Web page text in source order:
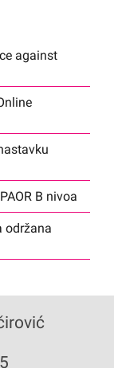
against
B nivoa
održana